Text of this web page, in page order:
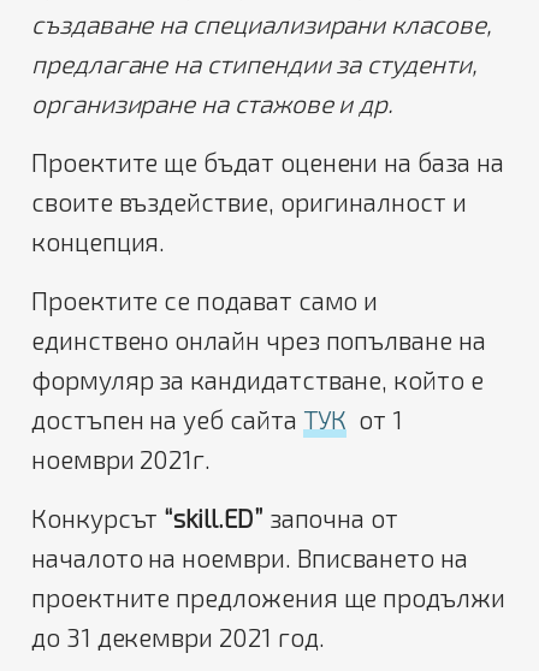
създаване на специализирани класове,
предлагане на стипендии за студенти,
организиране на стажове и др.
Проектите ще бъдат оценени на база на
своите въздействие, оригиналност и
концепция.
Проектите се подават само и
единствено онлайн чрез попълване на
формуляр за кандидатстване, който е
достъпен на уеб сайта ТУК от 1
ноември 2021г.
Конкурсът “skill.ED” започна от
началото на ноември. Вписването на
проектните предложения ще продължи
до 31 декември 2021 год.